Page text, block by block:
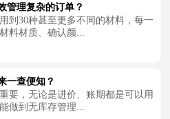
管理复杂的订单？
到30种甚至更多不同的材料，每一
料材质、确认颜...
一查便知？
要，无论是进价、账期都是可以用
做到无库存管理...